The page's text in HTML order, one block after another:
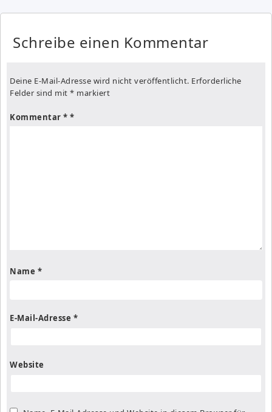
Schreibe einen Kommentar
Deine E-Mail-Adresse wird nicht veröffentlicht. Erforderliche
Felder sind mit * markiert
Kommentar *
Name *
E-Mail-Adresse *
Website